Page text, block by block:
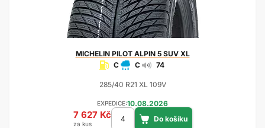
MICHELINPILOT ALPIN 5 SUV XL
C
C 74
285/40 R21 XL 109V
EXPEDICE:10.08.2026
7 627 Kč
za kus